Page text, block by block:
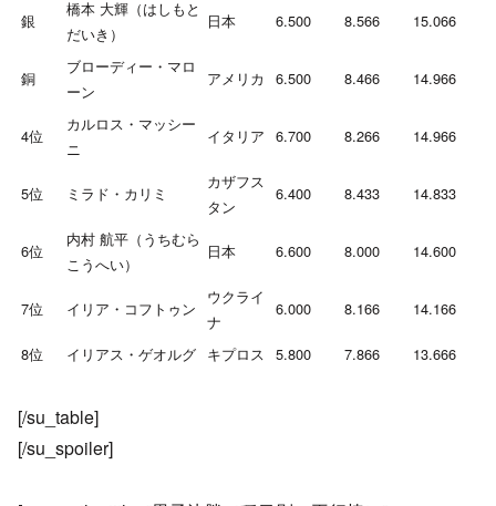
銀
橋本 大輝（はしもと
だいき）
日本 6.500 8.566 15.066
銅
ブローディー・マロ
ーン
アメリカ 6.500 8.466 14.966
4位
カルロス・マッシー
ニ
イタリア 6.700 8.266 14.966
5位 ミラド・カリミ
カザフス
タン
6.400 8.433 14.833
6位
内村 航平（うちむら
こうへい）
日本 6.600 8.000 14.600
7位 イリア・コフトゥン
ウクライ
ナ
6.000 8.166 14.166
8位 イリアス・ゲオルグ キプロス 5.800 7.866 13.666
[/su_table]
[/su_spoiler]